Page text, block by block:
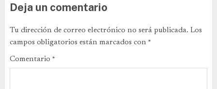
Deja un comentario
Tu dirección de correo electrónico no será publicada. Los
campos obligatorios están marcados con *
Comentario *